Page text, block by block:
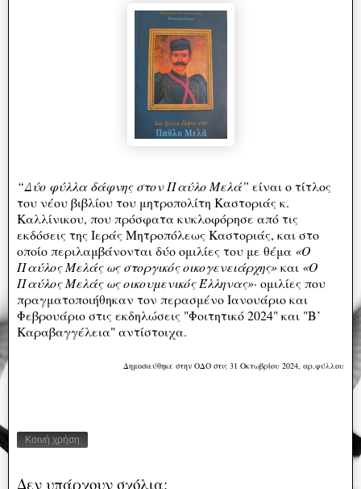
“Δύο φύλλα δάφνης στον Παύλο Μελά” είναι ο τίτλος
του νέου βιβλίου του μητροπολίτη Καστοριάς κ.
Καλλίνικου, που πρόσφατα κυκλοφόρησε από τις
εκδόσεις της Ιεράς Μητροπόλεως Καστοριάς, και στο
οποίο περιλαμβάνονται δύο ομιλίες του με θέμα «Ο
Παύλος Μελάς ως στοργικός οικογενειάρχης»και «Ο
Παύλος Μελάς ως οικουμενικός Έλληνας»· ομιλίες που
πραγματοποιήθηκαν τον περασμένο Ιανουάριο και
Φεβρουάριο στις εκδηλώσεις "Φοιτητικό 2024" και "Β’
Καραβαγγέλεια" αντίστοιχα.
Δημοσιεύθηκε στην ΟΔΟ στις 31 Οκτωβρίου 2024, αρ.φύλλου
Κοινή χρήση
Δεν υπάρχουν σχόλια: